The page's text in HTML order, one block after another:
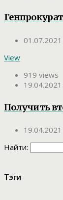
View
919 views
19.04.2021
Получить
Найти:
Тэги